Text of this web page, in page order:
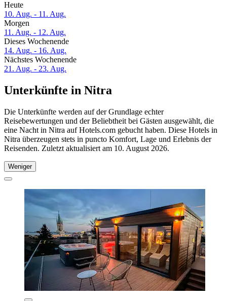
Heute
10. Aug. - 11. Aug.
Morgen
11. Aug. - 12. Aug.
Dieses Wochenende
14. Aug. - 16. Aug.
Nächstes Wochenende
21. Aug. - 23. Aug.
Unterkünfte in Nitra
Die Unterkünfte werden auf der Grundlage echter
Reisebewertungen und der Beliebtheit bei Gästen ausgewählt, die
eine Nacht in Nitra auf Hotels.com gebucht haben. Diese Hotels in
Nitra überzeugen stets in puncto Komfort, Lage und Erlebnis der
Reisenden. Zuletzt aktualisiert am 10. August 2026.
Weniger